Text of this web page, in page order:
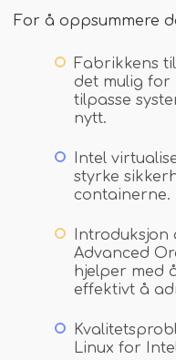
For å oppsummere
Fabrikkens
det mulig for
tilpasse
nytt.
Intel
styrke
containerne.
Advanced
hjelper med
effektivt å
Linux for